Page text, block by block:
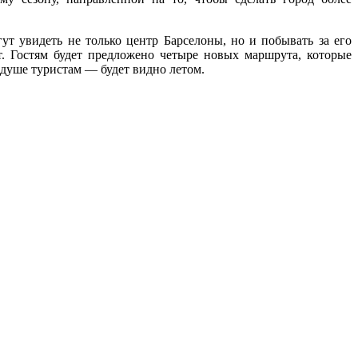
увидеть не только центр Барселоны, но и побывать за его
Гостям будет предложено четыре новых маршрута, которые
туристам — будет видно летом.